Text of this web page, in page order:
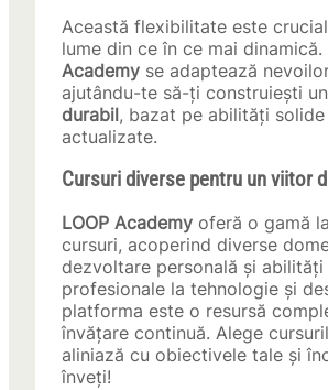
Această flexibilitate este
lume din ce în ce mai dinamică.
Academy se adaptează
ajutându-te să-ți construiești un
durabil, bazat pe abilități solide
actualizate.
Cursuri diverse pentru unviitor
LOOP Academy oferă o gamă
cursuri, acoperind diverse
dezvoltare personală și abilități
profesionale la tehnologie și
platforma este o resursă
învățare continuă. Alege
aliniază cu obiectivele tale și
înveți!